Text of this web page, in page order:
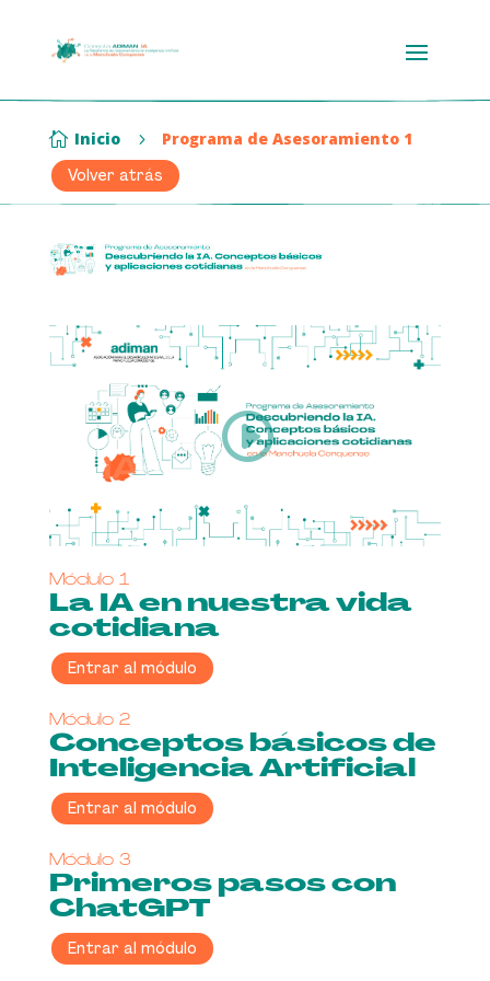
 Inicio 5 Programa de Asesoramiento 1
Volver atrás
Módulo 1
La IA en nuestra vida
cotidiana
Entrar al módulo
Módulo 2
Conceptos básicos de
Inteligencia Artificial
Entrar al módulo
Módulo 3
Primeros pasos con
ChatGPT
Entrar al módulo